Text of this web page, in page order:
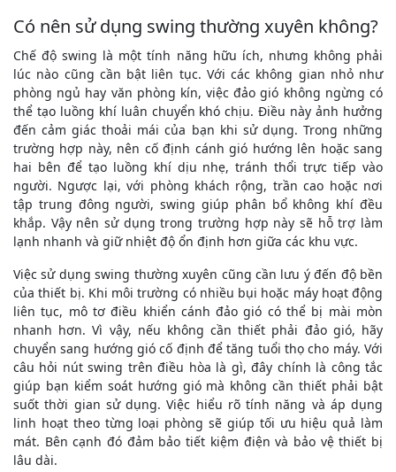
Có nên sử dụng swing thường xuyên không?
Chế độ swing là một tính năng hữu ích, nhưng không phải
lúc nào cũng cần bật liên tục. Với các không gian nhỏ như
phòng ngủ hay văn phòng kín, việc đảo gió không ngừng có
thể tạo luồng khí luân chuyển khó chịu. Điều này ảnh hưởng
đến cảm giác thoải mái của bạn khi sử dụng. Trong những
trường hợp này, nên cố định cánh gió hướng lên hoặc sang
hai bên để tạo luồng khí dịu nhẹ, tránh thổi trực tiếp vào
người. Ngược lại, với phòng khách rộng, trần cao hoặc nơi
tập trung đông người, swing giúp phân bổ không khí đều
khắp. Vậy nên sử dụng trong trường hợp này sẽ hỗ trợ làm
lạnh nhanh và giữ nhiệt độ ổn định hơn giữa các khu vực.
Việc sử dụng swing thường xuyên cũng cần lưu ý đến độ bền
của thiết bị. Khi môi trường có nhiều bụi hoặc máy hoạt động
liên tục, mô tơ điều khiển cánh đảo gió có thể bị mài mòn
nhanh hơn. Vì vậy, nếu không cần thiết phải đảo gió, hãy
chuyển sang hướng gió cố định để tăng tuổi thọ cho máy. Với
câu hỏi nút swing trên điều hòa là gì, đây chính là công tắc
giúp bạn kiểm soát hướng gió mà không cần thiết phải bật
suốt thời gian sử dụng. Việc hiểu rõ tính năng và áp dụng
linh hoạt theo từng loại phòng sẽ giúp tối ưu hiệu quả làm
mát. Bên cạnh đó đảm bảo tiết kiệm điện và bảo vệ thiết bị
lâu dài.